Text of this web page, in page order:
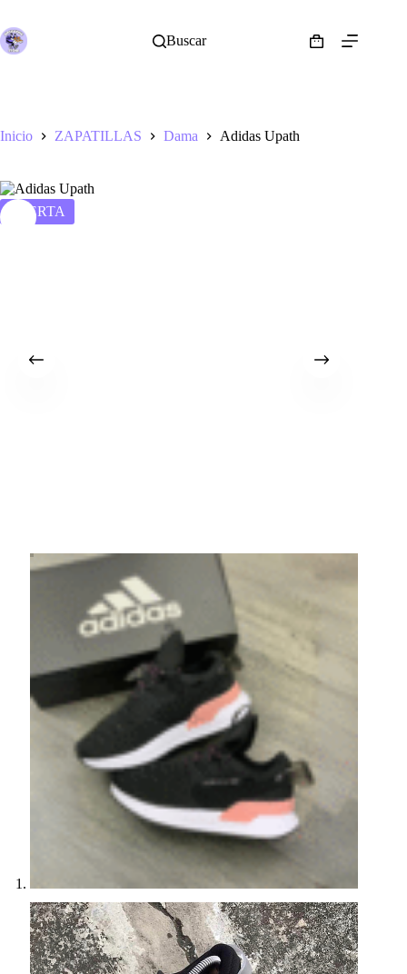
contenido
Buscar
Shopping
Inicio ZAPATILLAS Dama Adidas Upath
OFERTA